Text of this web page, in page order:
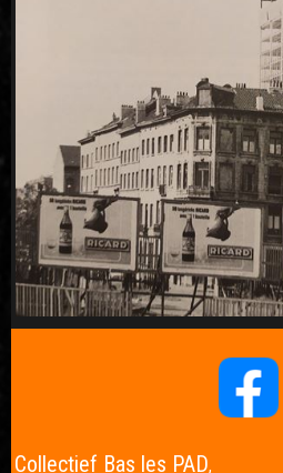
Collectief Bas les PAD,